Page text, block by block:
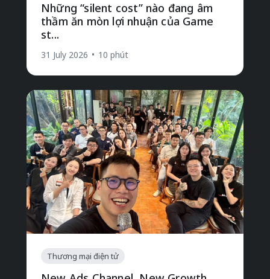
Những “silent cost” nào đang âm
thầm ăn mòn lợi nhuận của Game
st...
31 July 2026 • 10 phút
Thương mại điện tử